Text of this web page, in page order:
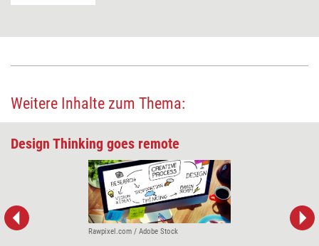
Weitere Inhalte zum Thema:
Design Thinking goes remote
Rawpixel.com / Adobe Stock